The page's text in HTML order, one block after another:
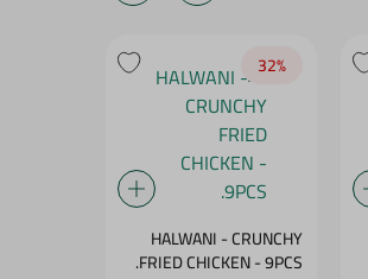
32‎%‎
HALWANI - CRUNCHY
FRIED CHICKEN - 9PCS.